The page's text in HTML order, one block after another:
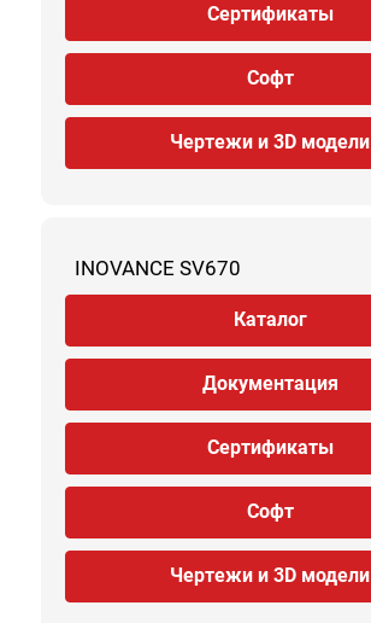
Сертификаты
Софт
Чертежи и 3D модели
INOVANCE SV670
Каталог
Документация
Сертификаты
Софт
Чертежи и 3D модели